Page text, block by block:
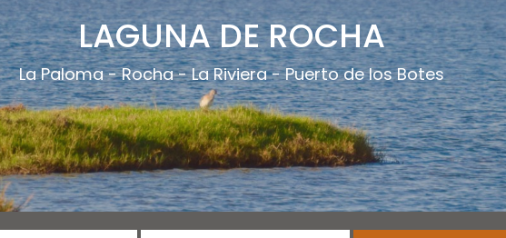
LAGUNA DE ROCHA
La Paloma-Rocha-La Riviera-Puerto de los Botes